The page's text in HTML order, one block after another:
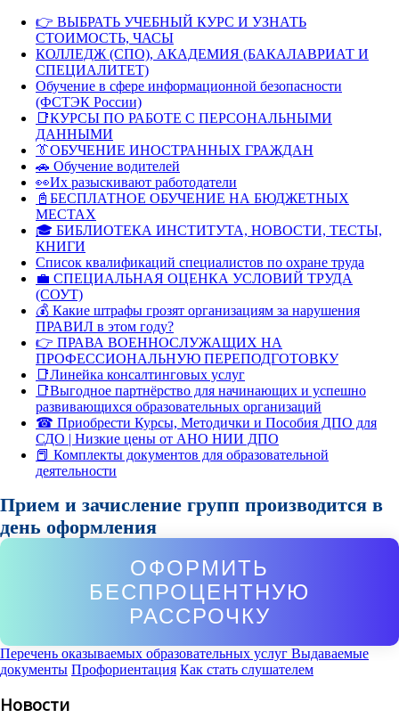
👉 ВЫБРАТЬ УЧЕБНЫЙ КУРС И УЗНАТЬ
СТОИМОСТЬ, ЧАСЫ
КОЛЛЕДЖ (СПО), АКАДЕМИЯ (БАКАЛАВРИАТ И
СПЕЦИАЛИТЕТ)
Обучение в сфере информационной безопасности
(ФСТЭК России)
📑КУРСЫ ПО РАБОТЕ С ПЕРСОНАЛЬНЫМИ
ДАННЫМИ
👔ОБУЧЕНИЕ ИНОСТРАННЫХ ГРАЖДАН
🚗 Обучение водителей
👀Их разыскивают работодатели
📓БЕСПЛАТНОЕ ОБУЧЕНИЕ НА БЮДЖЕТНЫХ
МЕСТАХ
🎓 БИБЛИОТЕКА ИНСТИТУТА, НОВОСТИ, ТЕСТЫ,
КНИГИ
Список квалификаций специалистов по охране труда
💼 СПЕЦИАЛЬНАЯ ОЦЕНКА УСЛОВИЙ ТРУДА
(СОУТ)
💰 Какие штрафы грозят организациям за нарушения
ПРАВИЛ в этом году?
👉 ПРАВА ВОЕННОСЛУЖАЩИХ НА
ПРОФЕССИОНАЛЬНУЮ ПЕРЕПОДГОТОВКУ
📑Линейка консалтинговых услуг
📑Выгодное партнёрство для начинающих и успешно
развивающихся образовательных организаций
☎ Приобрести Курсы, Методички и Пособия ДПО для
СДО | Низкие цены от АНО НИИ ДПО
📕 Комплекты документов для образовательной
деятельности
Прием и зачисление групп производится в
день оформления
ОФОРМИТЬ
БЕСПРОЦЕНТНУЮ
РАССРОЧКУ
Перечень оказываемых образовательных услуг Выдаваемые
документы Профориентация Как стать слушателем
Новости